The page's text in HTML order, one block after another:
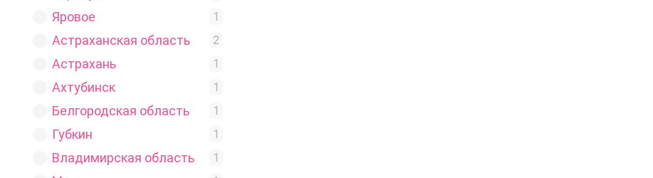
Яровое 1
Астраханская область 2
Астрахань 1
Ахтубинск 1
Белгородская область 1
Губкин 1
Владимирская область 1